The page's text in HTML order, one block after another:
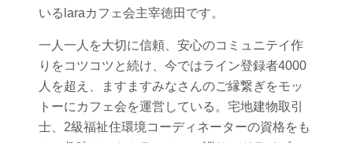
いるlaraカフェ会主宰徳田です。
一人一人を大切に信頼、安心のコミュニテイ作
りをコツコツと続け、今ではライン登録者4000
人を超え、ますますみなさんのご縁繋ぎをモッ
トーにカフェ会を運営している。宅地建物取引
士、2級福祉住環境コーディネーターの資格をも